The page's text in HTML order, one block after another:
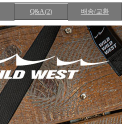
Q&A(2) 배송/교환